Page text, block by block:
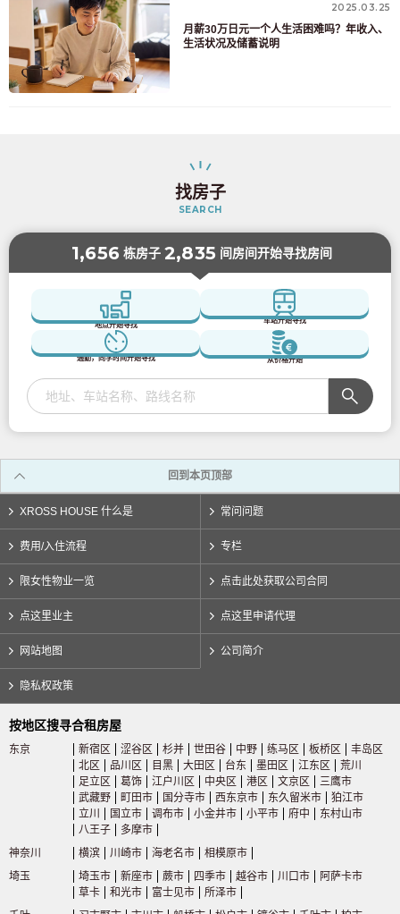
2025.03.25
月薪30万日元一个人生活困难吗？年收入、
生活状况及储蓄说明
找房子
SEARCH
1,656 栋房子 2,835 间房间开始寻找房间
地点开始寻找
车站开始寻找
通勤，同学时间开始寻找 从价格开始
回到本页顶部
XROSS HOUSE 什么是 常问问题
费用/入住流程 专栏
限女性物业一览 点击此处获取公司合同
点这里业主 点这里申请代理
网站地图 公司简介
隐私权政策
按地区搜寻合租房屋
东京 新宿区 涩谷区 杉并 世田谷 中野 练马区 板桥区
丰岛区
北区
品川区 目黑 大田区 台东 墨田区 江东区
荒川
足立区
葛饰 江户川区 中央区 港区 文京区
三鹰市
武藏野
町田市 国分寺市 西东京市 东久留米市
狛江市
立川
国立市 调布市 小金井市 小平市 府中
东村山市
八王子
多摩市
神奈川
横滨 川崎市 海老名市
相模原市
埼玉
埼玉市 新座市 蕨市 四季市 越谷市 川口市
阿萨卡市
草卡
和光市 富士见市
所泽市